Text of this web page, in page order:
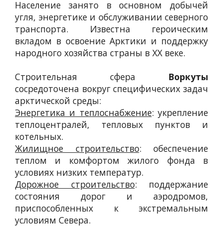
Население занято в основном добычей
угля, энергетике и обслуживании северного
транспорта. Известна героическим
вкладом в освоение Арктики и поддержку
народного хозяйства страны в XX веке.
Строительная сфера Воркуты
сосредоточена вокруг специфических задач
арктической среды:
Энергетика и теплоснабжение: укрепление
теплоцентралей, тепловых пунктов и
котельных.
Жилищное строительство: обеспечение
теплом и комфортом жилого фонда в
условиях низких температур.
Дорожное строительство: поддержание
состояния дорог и аэродромов,
приспособленных к экстремальным
условиям Севера.